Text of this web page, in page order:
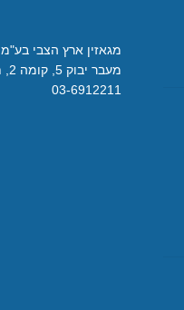
מגאזין ארץ הצבי בע"מ
מעבר יבוק 5, קומה 2, תל אביב
03-6912211